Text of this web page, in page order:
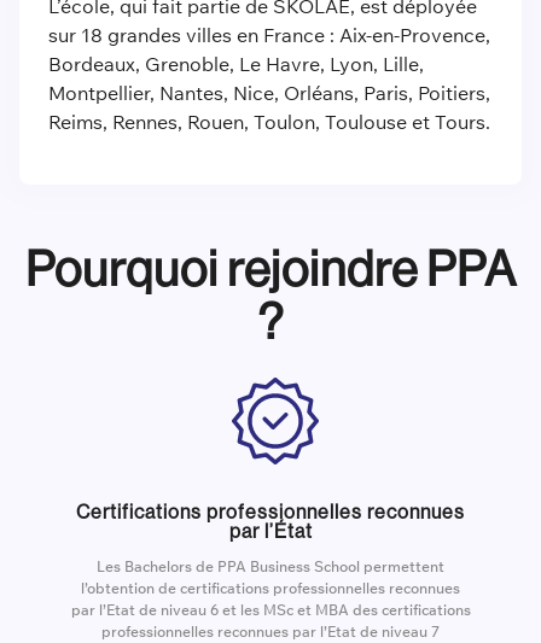
L’école, qui fait partie de SKOLAE, est déployée
sur 18 grandes villes en France : Aix-en-Provence,
Bordeaux, Grenoble, Le Havre, Lyon, Lille,
Montpellier, Nantes, Nice, Orléans, Paris, Poitiers,
Reims, Rennes, Rouen, Toulon, Toulouse et Tours.
Pourquoi rejoindre PPA
?
Certifications professionnelles reconnues
par l’État
Les Bachelors de PPA Business School permettent
l’obtention de certifications professionnelles reconnues
par l’Etat de niveau 6 et les MSc et MBA des certifications
professionnelles reconnues par l’Etat de niveau 7